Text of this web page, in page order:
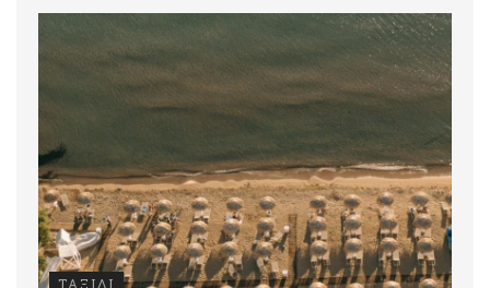
ΤΑΞΙΔΙ